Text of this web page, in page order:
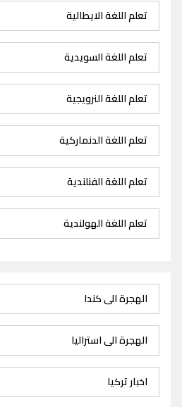
تعلم اللغة الايطالية
تعلم اللغة السويدية
تعلم اللغة النرويجية
تعلم اللغة الدنماركية
تعلم اللغة الفنلندية
تعلم اللغة الهولندية
الهجرة الى كندا
الهجرة الى استراليا
اخبار تركيا